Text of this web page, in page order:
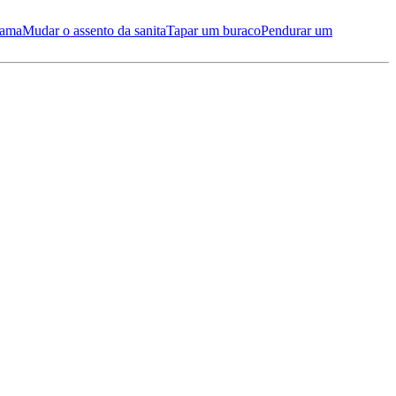
Mudar o assento da sanitaTapar um buracoPendurar um